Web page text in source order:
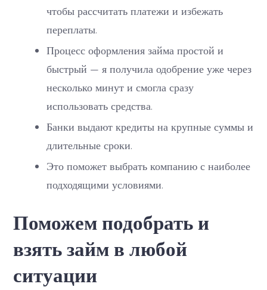
чтобы рассчитать платежи и избежать
переплаты.
Процесс оформления займа простой и
быстрый — я получила одобрение уже через
несколько минут и смогла сразу
использовать средства.
Банки выдают кредиты на крупные суммы и
длительные сроки.
Это поможет выбрать компанию с наиболее
подходящими условиями.
Поможем подобрать и
взять займ в любой
ситуации